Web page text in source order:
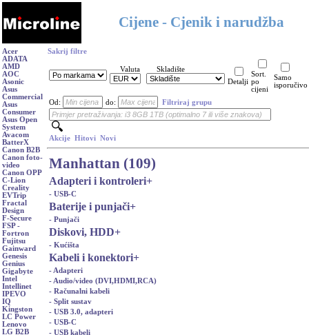
Cijene - Cjenik i narudžba
Acer
ADATA
AMD
AOC
Asonic
Asus
Commercial
Asus
Consumer
Asus Open
System
Avacom
BatterX
Canon B2B
Canon foto-
video
Canon OPP
C-Lion
Creality
EVTrip
Fractal
Design
F-Secure
FSP -
Fortron
Fujitsu
Gainward
Genesis
Genius
Gigabyte
Intel
Intellinet
IPEVO
IQ
Kingston
LC Power
Lenovo
LG B2B
Sakrij filtre
Valuta
Skladište
Detalji
Sort.
po
cijeni
Samo
isporučivo
Od: do: Filtriraj grupu
Akcije Hitovi Novi
Manhattan (109)
Adapteri i kontroleri+
- USB-C
Baterije i punjači+
- Punjači
Diskovi, HDD+
- Kućišta
Kabeli i konektori+
- Adapteri
- Audio/video (DVI,HDMI,RCA)
- Računalni kabeli
- Split sustav
- USB 3.0, adapteri
- USB-C
- USB kabeli